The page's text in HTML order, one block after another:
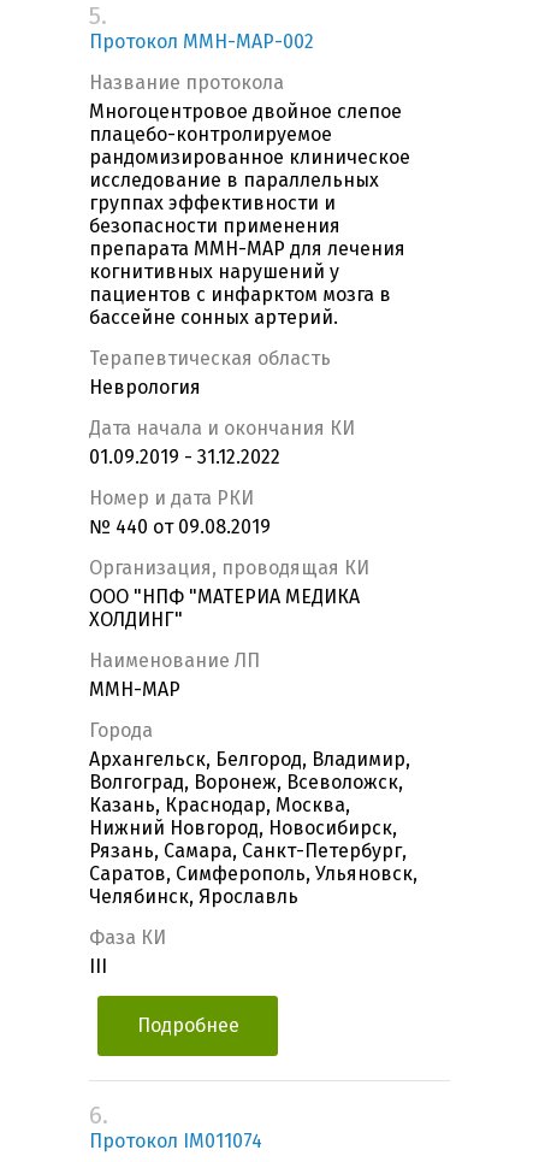
5.
Протокол MMH-MAP-002
Название протокола
Многоцентровое двойное слепое
плацебо-контролируемое
рандомизированное клиническое
исследование в параллельных
группах эффективности и
безопасности применения
препарата MMH-MAP для лечения
когнитивных нарушений у
пациентов с инфарктом мозга в
бассейне сонных артерий.
Терапевтическая область
Неврология
Дата начала и окончания КИ
01.09.2019 - 31.12.2022
Номер и дата РКИ
№ 440 от 09.08.2019
Организация, проводящая КИ
ООО "НПФ "МАТЕРИА МЕДИКА
ХОЛДИНГ"
Наименование ЛП
ММН-МАР
Города
Архангельск, Белгород, Владимир,
Волгоград, Воронеж, Всеволожск,
Казань, Краснодар, Москва,
Нижний Новгород, Новосибирск,
Рязань, Самара, Санкт-Петербург,
Саратов, Симферополь, Ульяновск,
Челябинск, Ярославль
Фаза КИ
Подробнее
6.
Протокол IM011074